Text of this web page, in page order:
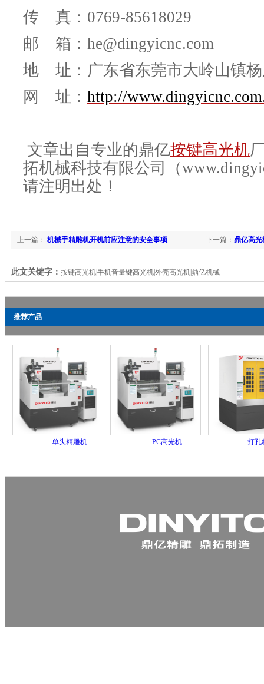
传 真：0769-85618029
邮 箱：he@dingyicnc.com
地 址：广东省东莞市大岭山镇
网 址： http://
文章出自专业的鼎亿按键高光机
拓机械科技有限公司（
请注明出处！
下一篇： 鼎亿高光
上一篇： 机械手精雕机开机前应注意的安全事项
此文关键字： 按键高光机|手机音量键高光机|外壳高光机|鼎亿机械
推荐产品
单头精雕机 PC高光机 打孔